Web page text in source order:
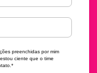
preenchidas por mim
ciente que o time
*